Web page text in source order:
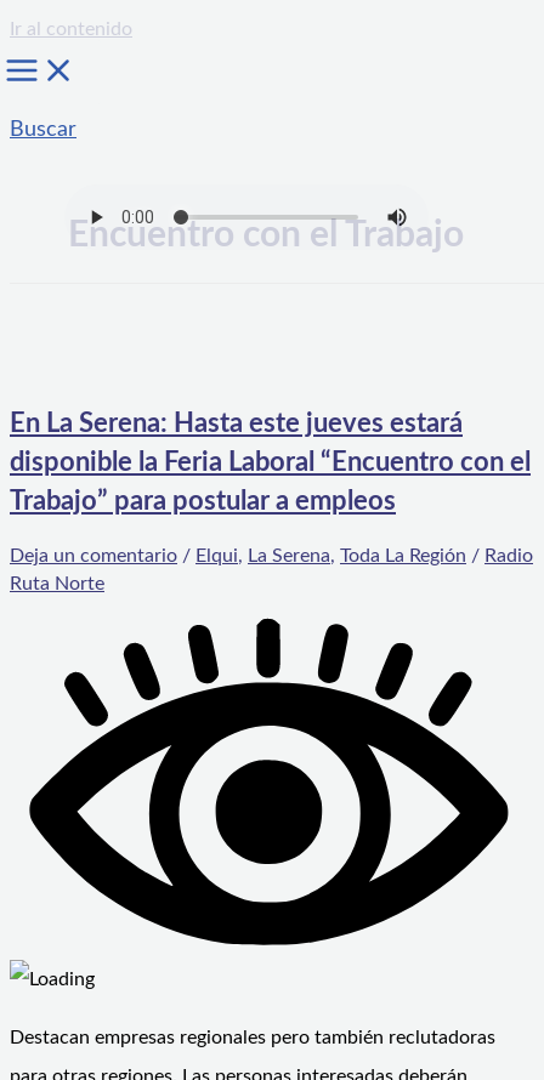
Ir al contenido
Buscar
Encuentro con el Trabajo
En La Serena: Hasta este jueves estará
disponible la Feria Laboral “Encuentro con el
Trabajo” para postular a empleos
Deja un comentario / Elqui, La Serena, Toda La Región / Radio
Ruta Norte
Destacan empresas regionales pero también reclutadoras